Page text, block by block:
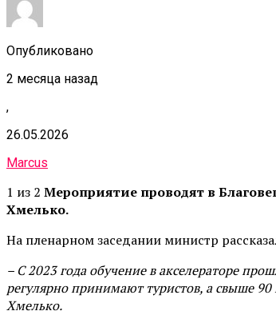
Опубликовано
2 месяца назад
,
26.05.2026
Marcus
1 из 2 Мероприятие проводят в
Хмелько.
На пленарном заседании министр
–С 2023 года обучение вакселераторе
регулярно принимают туристов, а свыше
Хмелько.